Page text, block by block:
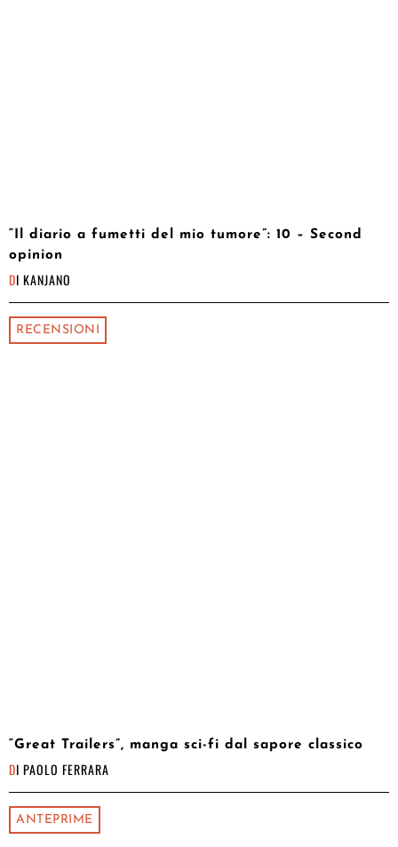
“Il diario a fumetti del mio tumore”: 10 – Second
opinion
DI KANJANO
RECENSIONI
“Great Trailers”, manga sci-fi dal sapore classico
DI PAOLO FERRARA
ANTEPRIME